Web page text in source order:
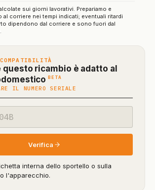
ricambio è adatto al
BETA
in
beta)
IL NUMERO SERIALE
Verifica
interna dello sportello o sulla
l'apparecchio.
sui giorni lavorativi. Prepariamo e
al corriere nei tempi indicati; eventuali ritardi
dipendono dal corriere e sono fuori dal